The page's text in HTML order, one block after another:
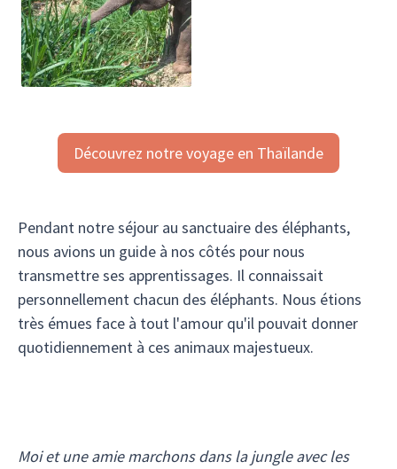
Découvrez notre voyage en Thaïlande
Pendant notre séjour au sanctuaire des éléphants,
nous avions un guide à nos côtés pour nous
transmettre ses apprentissages. Il connaissait
personnellement chacun des éléphants. Nous étions
très émues face à tout l'amour qu'il pouvait donner
quotidiennement à ces animaux majestueux.
Moi et une amie marchons dans la jungle avec les